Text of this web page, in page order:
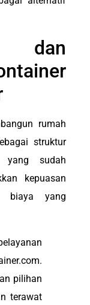
dan
rumah
struktur
yang sudah
kepuasan
biaya yang
pilihan
terawat